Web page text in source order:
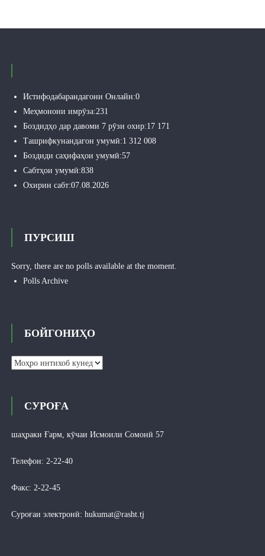
Истифодабарандагони Онлайн:0
Меҳмонони имрӯза:231
Боздидҳо дар давоми 7 рӯзи охир:17 171
Ташрифкунандагон умумӣ:1 312 008
Боздиди саҳифаҳои умумӣ:57
Сабтҳои умумӣ:838
Охирин сабт:07.08.2026
ПУРСИШ
Sorry, there are no polls available at the moment.
Polls Archive
БОЙГОНИҲО
Бойгониҳо
СУРОҒА
шаҳраки Ғарм, кӯчаи Исмоили Сомонӣ 57
Телефон: 2-22-40
Факс: 2-22-45
Суроғаи электронӣ: hukumat@rasht.tj